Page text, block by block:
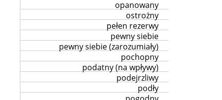
opanowany
ostrożny
pełen rezerwy
pewny siebie
pewny siebie (zarozumiały)
pochopny
podatny (na wpływy)
podejrzliwy
podły